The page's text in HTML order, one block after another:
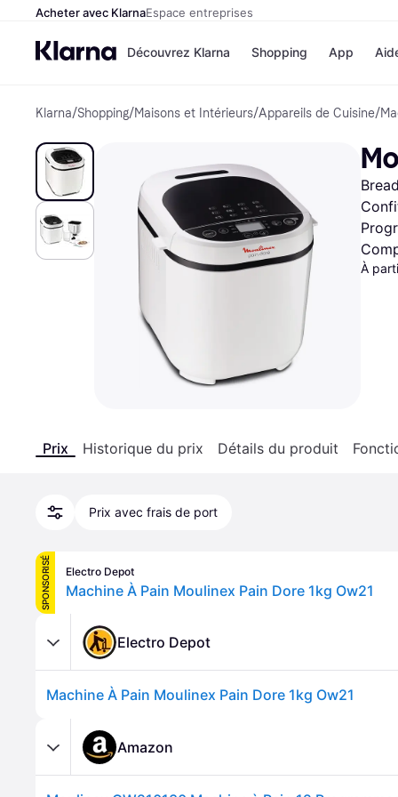
Acheter avec KlarnaEspace entreprises
Découvrez Klarna
Options de
Payer maintenant
Paiement en 3 fois
Paiement à 30 jours
Klarna sur Apple Pay
Shopping
Magasins
Airbnb
Temu
JD
Voir tous
App
Klarna/Shopping/Maisons et Intérieurs/Appareils de Cuisine/
À
Prix Historique du prix Détails du produit
Prix avec frais de port
SPONSORISÉ Electro Depot
Machine À Pain Moulinex Pain Dore 1kg Ow21
Electro Depot
Machine À Pain Moulinex Pain Dore 1kg Ow21
Amazon